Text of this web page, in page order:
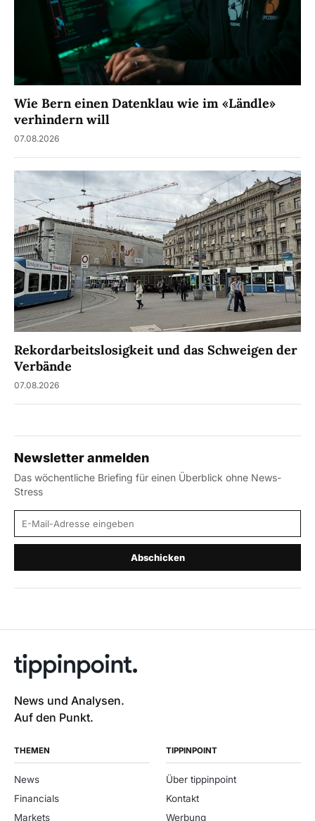
Wie Bern einen Datenklau wie im «Ländle»
verhindern will
07.08.2026
Rekordarbeitslosigkeit und das Schweigen der
Verbände
07.08.2026
Newsletter anmelden
Das wöchentliche Briefing für einen Überblick ohne News-
Stress
E-Mail-Adresse
Abschicken
News und Analysen.
Auf den Punkt.
THEMEN
News
Financials
Markets
TIPPINPOINT
Über tippinpoint
Kontakt
Werbung